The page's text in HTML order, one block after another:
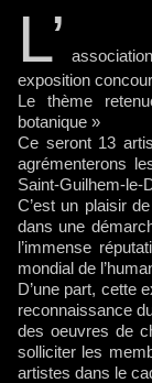
L’
exposition
Le thème
botanique »
Ce seront 13
agrémenterons
Saint-Guilhem-le-
C’est un plaisir
dans une
l’immense
mondial de
D’une part, cette
reconnaissance
des oeuvres de
solliciter les
artistes dans le